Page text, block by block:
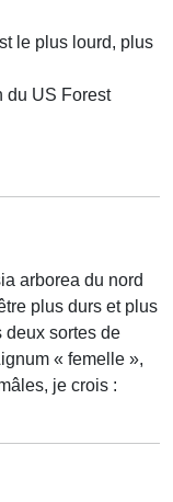
le plus lourd, plus
du US Forest
arborea du nord
plus durs et plus
deux sortes de
« femelle »,
je crois :